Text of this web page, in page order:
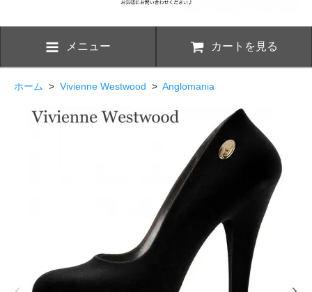
メニュー カートを見る
ホーム > Vivienne Westwood > Anglomania